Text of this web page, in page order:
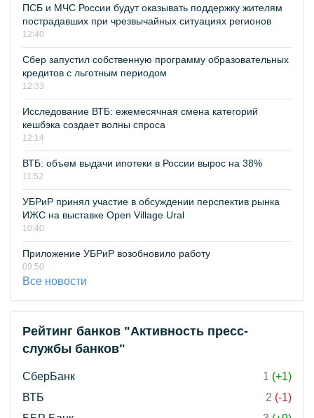
ПСБ и МЧС России будут оказывать поддержку жителям
пострадавших при чрезвычайных ситуациях регионов
12:40
Сбер запустил собственную программу образовательных
кредитов с льготным периодом
12:33
Исследование ВТБ: ежемесячная смена категорий
кешбэка создает волны спроса
12:14
ВТБ: объем выдачи ипотеки в России вырос на 38%
11:52
УБРиР принял участие в обсуждении перспектив рынка
ИЖС на выставке Open Village Ural
10:40
Приложение УБРиР возобновило работу
09:50
Все новости
Рейтинг банков "Активность пресс-
службы банков"
СберБанк 1 (+1)
ВТБ
2 (-1)